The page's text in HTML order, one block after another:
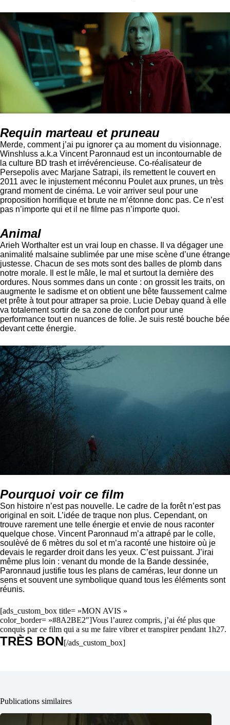
Requin marteau et pruneau
Merde, comment j’ai pu ignorer ça au moment du visionnage.
Winshluss a.k.a Vincent Paronnaud est un incontournable de
la culture BD trash et irrévérencieuse. Co-réalisateur de
Persepolis avec Marjane Satrapi, ils remettent le couvert en
2011 avec le injustement méconnu Poulet aux prunes, un très
grand moment de cinéma. Le voir arriver seul pour une
proposition horrifique et brute ne m’étonne donc pas. Ce n’est
pas n’importe qui et il ne filme pas n’importe quoi.
Animal
Arieh Worthalter est un vrai loup en chasse. Il va dégager une
animalité malsaine sublimée par une mise scène d’une étrange
justesse. Chacun de ses mots sont des balles de plomb dans
notre morale. Il est le mâle, le mal et surtout la dernière des
ordures. Nous sommes dans un conte : on grossit les traits, on
augmente le sadisme et on obtient une bête faussement calme
et prête à tout pour attraper sa proie. Lucie Debay quand à elle
va totalement sortir de sa zone de confort pour une
performance tout en nuances de folie. Je suis resté bouche bée
devant cette énergie.
Pourquoi voir ce film
Son histoire n’est pas nouvelle. Le cadre de la forêt n’est pas
original en soit. L’idée de traque non plus. Cependant, on
trouve rarement une telle énergie et envie de nous raconter
quelque chose. Vincent Paronnaud m’a attrapé par le colle,
soulèvé de 6 mètres du sol et m’a raconté une histoire où je
devais le regarder droit dans les yeux. C’est puissant. J’irai
même plus loin : venant du monde de la Bande dessinée,
Paronnaud justifie tous les plans de caméras, leur donne un
sens et souvent une symbolique quand tous les éléments sont
réunis.
[ads_custom_box title= »MON AVIS »
color_border= »#8A2BE2″]Vous l’aurez compris, j’ai été plus que
conquis par ce film qui a su me faire vibrer et transpirer pendant 1h27.
TRÈS BON[/ads_custom_box]
Publications similaires